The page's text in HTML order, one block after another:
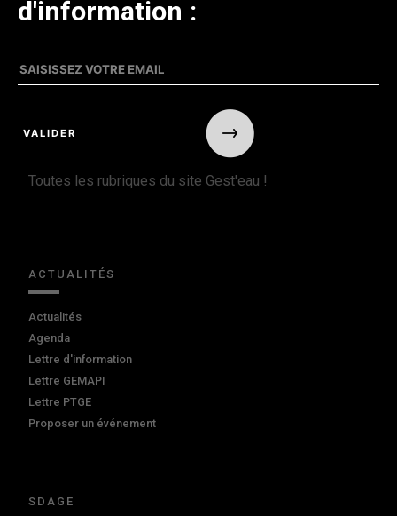
d'information :
Toutes les rubriques du site Gest'eau !
ACTUALITÉS
Actualités
Agenda
Lettre d'information
Lettre GEMAPI
Lettre PTGE
Proposer un événement
SDAGE